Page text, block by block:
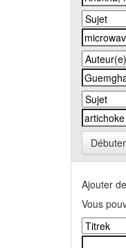
Ajouter
Vous